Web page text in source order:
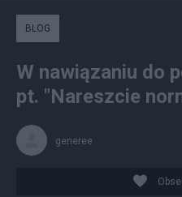
BLOG
W nawiązaniu do
pt. "Nareszcie
generee